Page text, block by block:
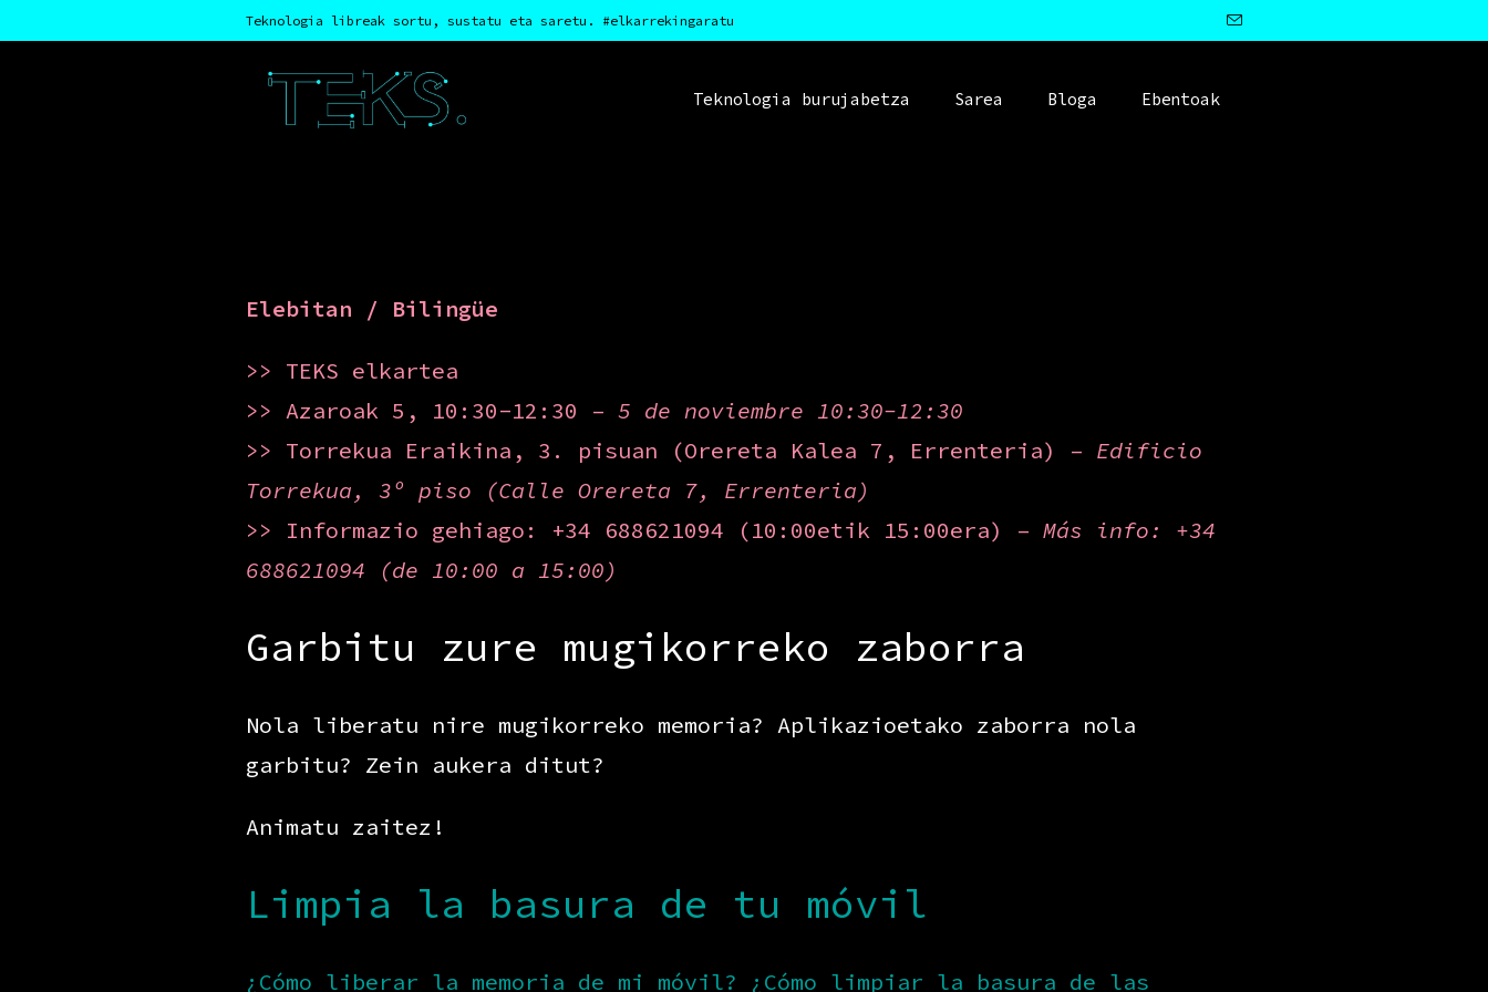
Teknologia libreak sortu, sustatu eta saretu. #elkarrekingaratu
Teknologia burujabetza Sarea Bloga Ebentoak
Elebitan / Bilingüe
>> TEKS elkartea
>> Azaroak 5, 10:30-12:30 – 5 de noviembre 10:30-12:30
>> Torrekua Eraikina, 3. pisuan (Orereta Kalea 7, Errenteria) – Edificio
Torrekua, 3º piso (Calle Orereta 7, Errenteria)
>> Informazio gehiago: +34 688621094 (10:00etik 15:00era) – Más info: +34
688621094 (de 10:00 a 15:00)
Garbitu zure mugikorreko zaborra
Nola liberatu nire mugikorreko memoria? Aplikazioetako zaborra nola
garbitu? Zein aukera ditut?
Animatu zaitez!
Limpia la basura de tu móvil
¿Cómo liberar la memoria de mi móvil? ¿Cómo limpiar la basura de las